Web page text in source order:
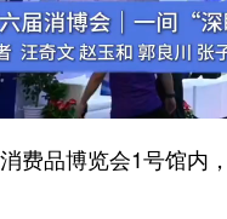
品博览会1号馆内，